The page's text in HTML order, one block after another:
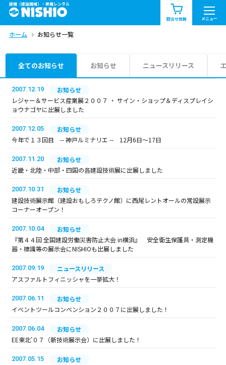
建機（建設機械）・重機レンタル
問合せ依頼 メニュー
商品一覧 お知らせ一覧
問合せ依頼リスト
エリア情報を見る
中部
九州・沖縄（外部）
ホーム お知らせ一覧
全てのお知らせ お知らせ ニュースリリース
2007.12.19
お知らせ
レジャー＆サービス産業展２００７ ・ サイン・ショップ＆ディスプレイシ
ョウナゴヤに出展しました
2007.12.05
お知らせ
今年で１３回目 -- 神戸ルミナリエ -- 12月6日～17日
2007.11.20
お知らせ
近畿・北陸・中部・四国の各建設技術展に出展しました
2007.10.31
お知らせ
建設技術展示館（建設おもしろテクノ館）に西尾レントオールの常設展示
コーナーオープン！
2007.10.04
お知らせ
『第４４回 全国建設労働災害防止大会 in横浜』 安全衛生保護具・測定機
器・標識等の展示会にNISHIOも出展しました
2007.09.19
ニュースリリース
アスファルトフィニッシャを一挙拡大！
2007.06.11
お知らせ
イベントツールコンベンション２００７に出展しました！
2007.06.04
お知らせ
EE東北’０７（新技術展示会）に出展しました！
2007.05.15
お知らせ